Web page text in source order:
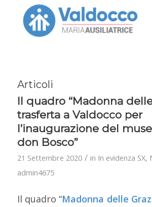
Articoli
Il quadro “Madonna
trasferta a Valdocco per
l’inaugurazione del
don Bosco”
21 Settembre 2020 / in In evidenza SX,
admin4675
Il quadro “Madonna delle